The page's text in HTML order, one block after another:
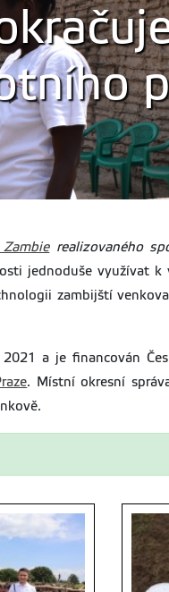
realizovaného
jednoduše využívat k
zambijští
a je financován
. Místní okresní